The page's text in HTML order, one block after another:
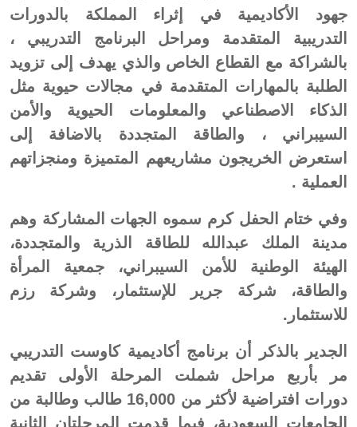
جهود الأكاديمية في إثراء المملكة بالدورات
التدريبية المتقدمة ومراحل البرنامج التدريبي ،
بالشراكة مع القطاع الخاص والذي يهدف إلى تزويد
الطلبة بالمهارات المتقدمة في مجالات حيوية مثل
الذكاء الاصطناعي والمعلومات الحيوية والأمن
السيبراني ، والطاقة المتجددة بالاضافة إلى
استعرض الخريجون مشاريعهم المتميزة ومنجزاتهم
العملية .
وفي ختام الحفل كرم سموه الجهات المشاركة وهم
مدينة الملك عبدالله للطاقة الذرية والمتجددة،
الهيئة الوطنية للأمن السيبراني، جمعية المرأة
والطاقة، شركة جرير للإستثمار، وشركة رزم
للاستثمار.
الجدير بالذكر أن برنامج أكاديمية كاوست التدريبي
مر بأربع مراحل شملت المرحلة الأولى تقديم
دورات افتراضية لأكثر من 16,000 طالب وطالبة من
الجامعات السعودية، فيما قدمت المرحلتان الثانية